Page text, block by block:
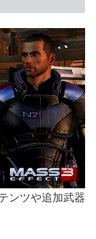
ンツや追加武器